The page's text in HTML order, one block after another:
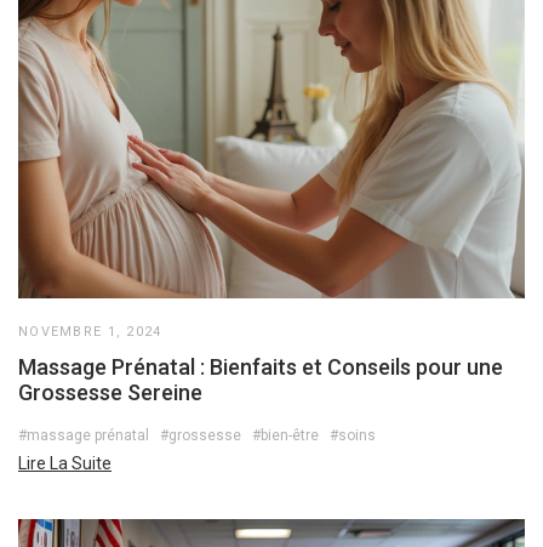
NOVEMBRE 1, 2024
Massage Prénatal : Bienfaits et Conseils pour une
Grossesse Sereine
#massage prénatal #grossesse #bien-être #soins
Lire La Suite